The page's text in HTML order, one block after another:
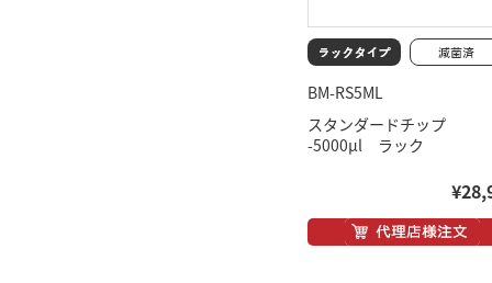
BM-RS5ML
スタンダードチップ
-5000μl ラック